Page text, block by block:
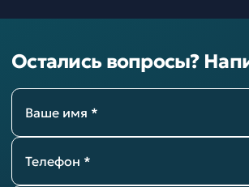
Остались вопросы?
Ваше имя *
Телефон *